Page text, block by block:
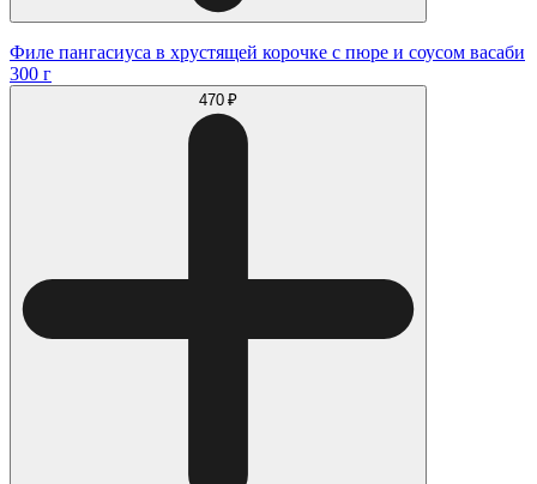
Филе пангасиуса в хрустящей корочке с пюре и соусом васаби
300 г
470 ₽